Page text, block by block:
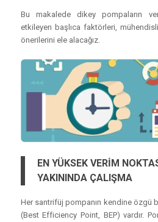
Bu makalede dikey pompaların
etkileyen başlıca faktörleri,
önerilerini ele alacağız.
EN YÜKSEK VERİM
YAKININDA ÇALIŞMA
Her santrifüj pompanın kendine özgü
(Best Efficiency Point, BEP) vardır.